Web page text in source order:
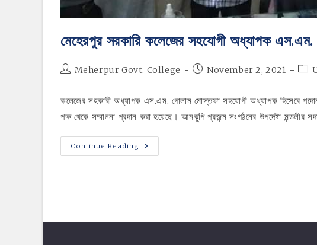
মেহেরপুর সরকারি কলেজের সহযোগী অধ্যাপক এস.এম.
PostMeherpur Govt. College
PostNovember 2, 2021
Post
কলেজের সহকারী অধ্যাপক এস.এম. গোলাম মোস্তফা সহযোগী অধ্যাপক হিসেবে
পক্ষ থেকে সম্মাননা প্রদান করা হয়েছে। আমঝুপি প্রজন্ম সংগঠনের উপদেষ্টা মন্ডলীর
Continue Reading মেহেরপুর
সরকারি
প্রদান